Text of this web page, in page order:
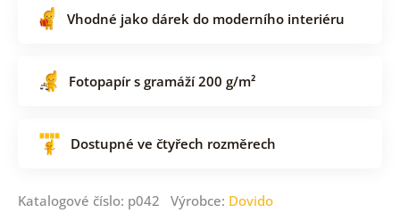
Vhodné jako dárek do moderního interiéru
Fotopapír s gramáží 200 g/m²
Dostupné ve čtyřech rozměrech
Katalogové číslo: p042 Výrobce: Dovido